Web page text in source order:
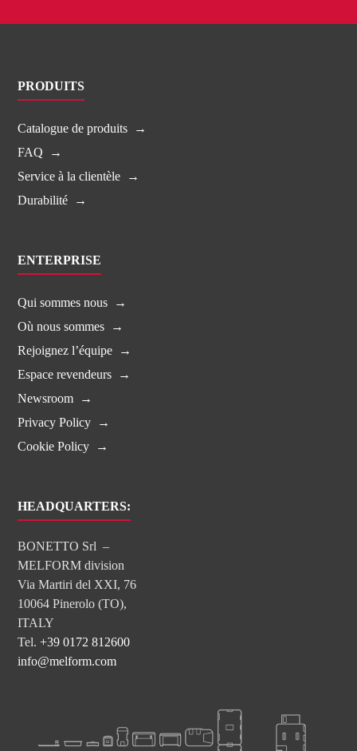
PRODUITS
Catalogue de produits
FAQ
Service à la clientèle
Durabilité
ENTERPRISE
Qui sommes nous
Où nous sommes
Rejoignez l’équipe
Espace revendeurs
Newsroom
Privacy Policy
Cookie Policy
HEADQUARTERS:
BONETTO Srl –
MELFORM division
Via Martiri del XXI, 76
10064 Pinerolo (TO),
ITALY
Tel.+39 0172 812600
info@melform.com